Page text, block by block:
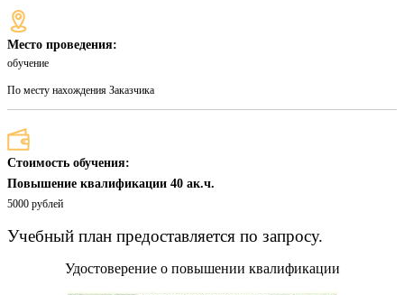
Место проведения:
обучение
По месту нахождения Заказчика
Стоимость обучения:
Повышение квалификации 40 ак.ч.
5000 рублей
Учебный план предоставляется по запросу.
Удостоверение о повышении квалификации